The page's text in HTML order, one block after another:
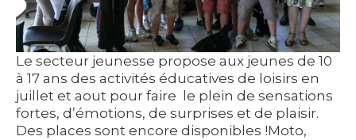
Le secteur jeunesse propose aux jeunes de 10
à 17 ans des activités éducatives de loisirs en
juillet et aout pour faire le plein de sensations
fortes, d’émotions, de surprises et de plaisir.
Des places sont encore disponibles !Moto,